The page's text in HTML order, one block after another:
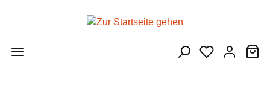
Zum Hauptinhalt springen